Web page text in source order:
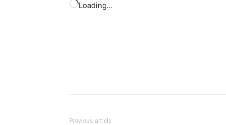
Loading…
Previous article